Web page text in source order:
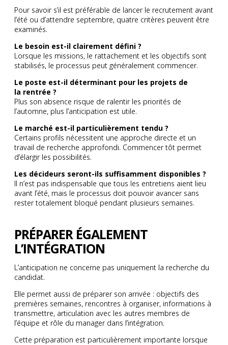
Pour savoir s’il est préférable de lancer le recrutement avant
l’été ou d’attendre septembre, quatre critères peuvent être
examinés.
Le besoin est-il clairement défini ?
Lorsque les missions, le rattachement et les objectifs sont
stabilisés, le processus peut généralement commencer.
Le poste est-il déterminant pour les projets de
la rentrée ?
Plus son absence risque de ralentir les priorités de
l’automne, plus l’anticipation est utile.
Le marché est-il particulièrement tendu ?
Certains profils nécessitent une approche directe et un
travail de recherche approfondi. Commencer tôt permet
d’élargir les possibilités.
Les décideurs seront-ils suffisamment disponibles ?
Il n’est pas indispensable que tous les entretiens aient lieu
avant l’été, mais le processus doit pouvoir avancer sans
rester totalement bloqué pendant plusieurs semaines.
PRÉPARER ÉGALEMENT
L’INTÉGRATION
L’anticipation ne concerne pas uniquement la recherche du
candidat.
Elle permet aussi de préparer son arrivée : objectifs des
premières semaines, rencontres à organiser, informations à
transmettre, articulation avec les autres membres de
l’équipe et rôle du manager dans l’intégration.
Cette préparation est particulièrement importante lorsque